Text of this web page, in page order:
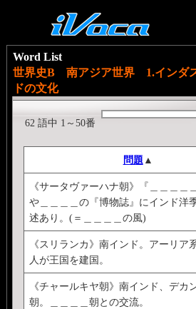
Word List
世界史B 南アジア世界 1.インダ
ドの文化
62 語中 1～50番
問題 ▲
《サータヴァーハナ朝》『＿＿＿＿
や＿＿＿＿の『博物誌』にインド洋
述あり。(＝＿＿＿＿の風)
《スリランカ》南インド。アーリア
人が王国を建国。
《チャールキヤ朝》南インド、デカ
朝。＿＿＿＿朝との交流。